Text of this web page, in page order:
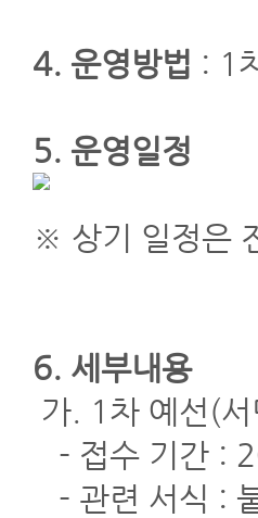
4. 운영방법 : 1
5. 운영일정
※ 상기 일정은
6. 세부내용
가. 1차 예선(
- 접수 기간 :
- 관련 서식 :